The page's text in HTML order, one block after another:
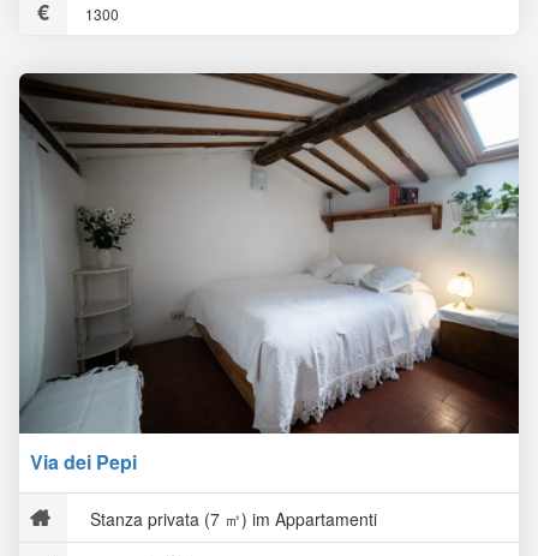
1300
Via dei Pepi
Stanza privata (7 ㎡) im Appartamenti